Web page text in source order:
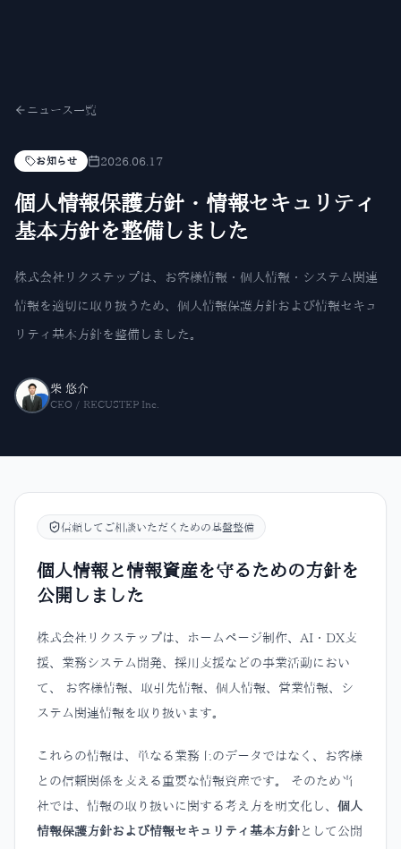
ニュース一覧
お知らせ 2026.06.17
個人情報保護方針・情報セキュリティ
基本方針を整備しました
株式会社リクステップは、お客様情報・個人情報・システム関連
情報を適切に取り扱うため、個人情報保護方針および情報セキュ
リティ基本方針を整備しました。
柴 悠介
CEO / RECUSTEP Inc.
信頼してご相談いただくための基盤整備
個人情報と情報資産を守るための方針を
公開しました
株式会社リクステップは、ホームページ制作、AI・DX支
援、業務システム開発、採用支援などの事業活動におい
て、 お客様情報、取引先情報、個人情報、営業情報、シ
ステム関連情報を取り扱います。
これらの情報は、単なる業務上のデータではなく、お客様
との信頼関係を支える重要な情報資産です。 そのため当
社では、情報の取り扱いに関する考え方を明文化し、 個人
情報保護方針および情報セキュリティ基本方針 として公開